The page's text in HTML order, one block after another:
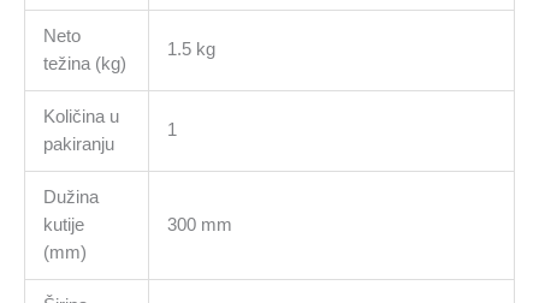
Neto
težina (kg)
1.5 kg
Količina u
pakiranju
1
Dužina
kutije
(mm)
300 mm